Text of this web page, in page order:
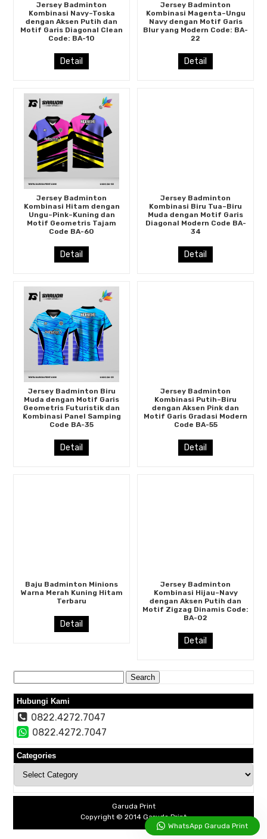
Jersey Badminton
Kombinasi Navy–Toska
dengan Aksen Putih dan
Motif Garis Diagonal Clean
Code: BA-10
Detail
Jersey Badminton
Kombinasi Magenta–Ungu
Navy dengan Motif Garis
Blur yang Modern Code: BA-
22
Detail
Jersey Badminton
Kombinasi Hitam dengan
Ungu–Pink–Kuning dan
Motif Geometris Tajam
Code BA-60
Detail
Jersey Badminton
Kombinasi Biru Tua–Biru
Muda dengan Motif Garis
Diagonal Modern Code BA-
34
Detail
Jersey Badminton Biru
Muda dengan Motif Garis
Geometris Futuristik dan
Kombinasi Panel Samping
Code BA-35
Detail
Jersey Badminton
Kombinasi Putih–Biru
dengan Aksen Pink dan
Motif Garis Gradasi Modern
Code BA-55
Detail
Baju Badminton Minions
Warna Merah Kuning Hitam
Terbaru
Detail
Jersey Badminton
Kombinasi Hijau–Navy
dengan Aksen Putih dan
Motif Zigzag Dinamis Code:
BA-02
Detail
Search
for:
Hubungi Kami
0822.4272.7047
0822.4272.7047
Categories
Categories
Garuda Print
Copyright © 2014 Garuda Print
WhatsApp Garuda Print